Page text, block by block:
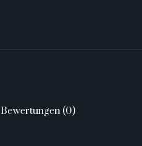
Bewertungen (0)